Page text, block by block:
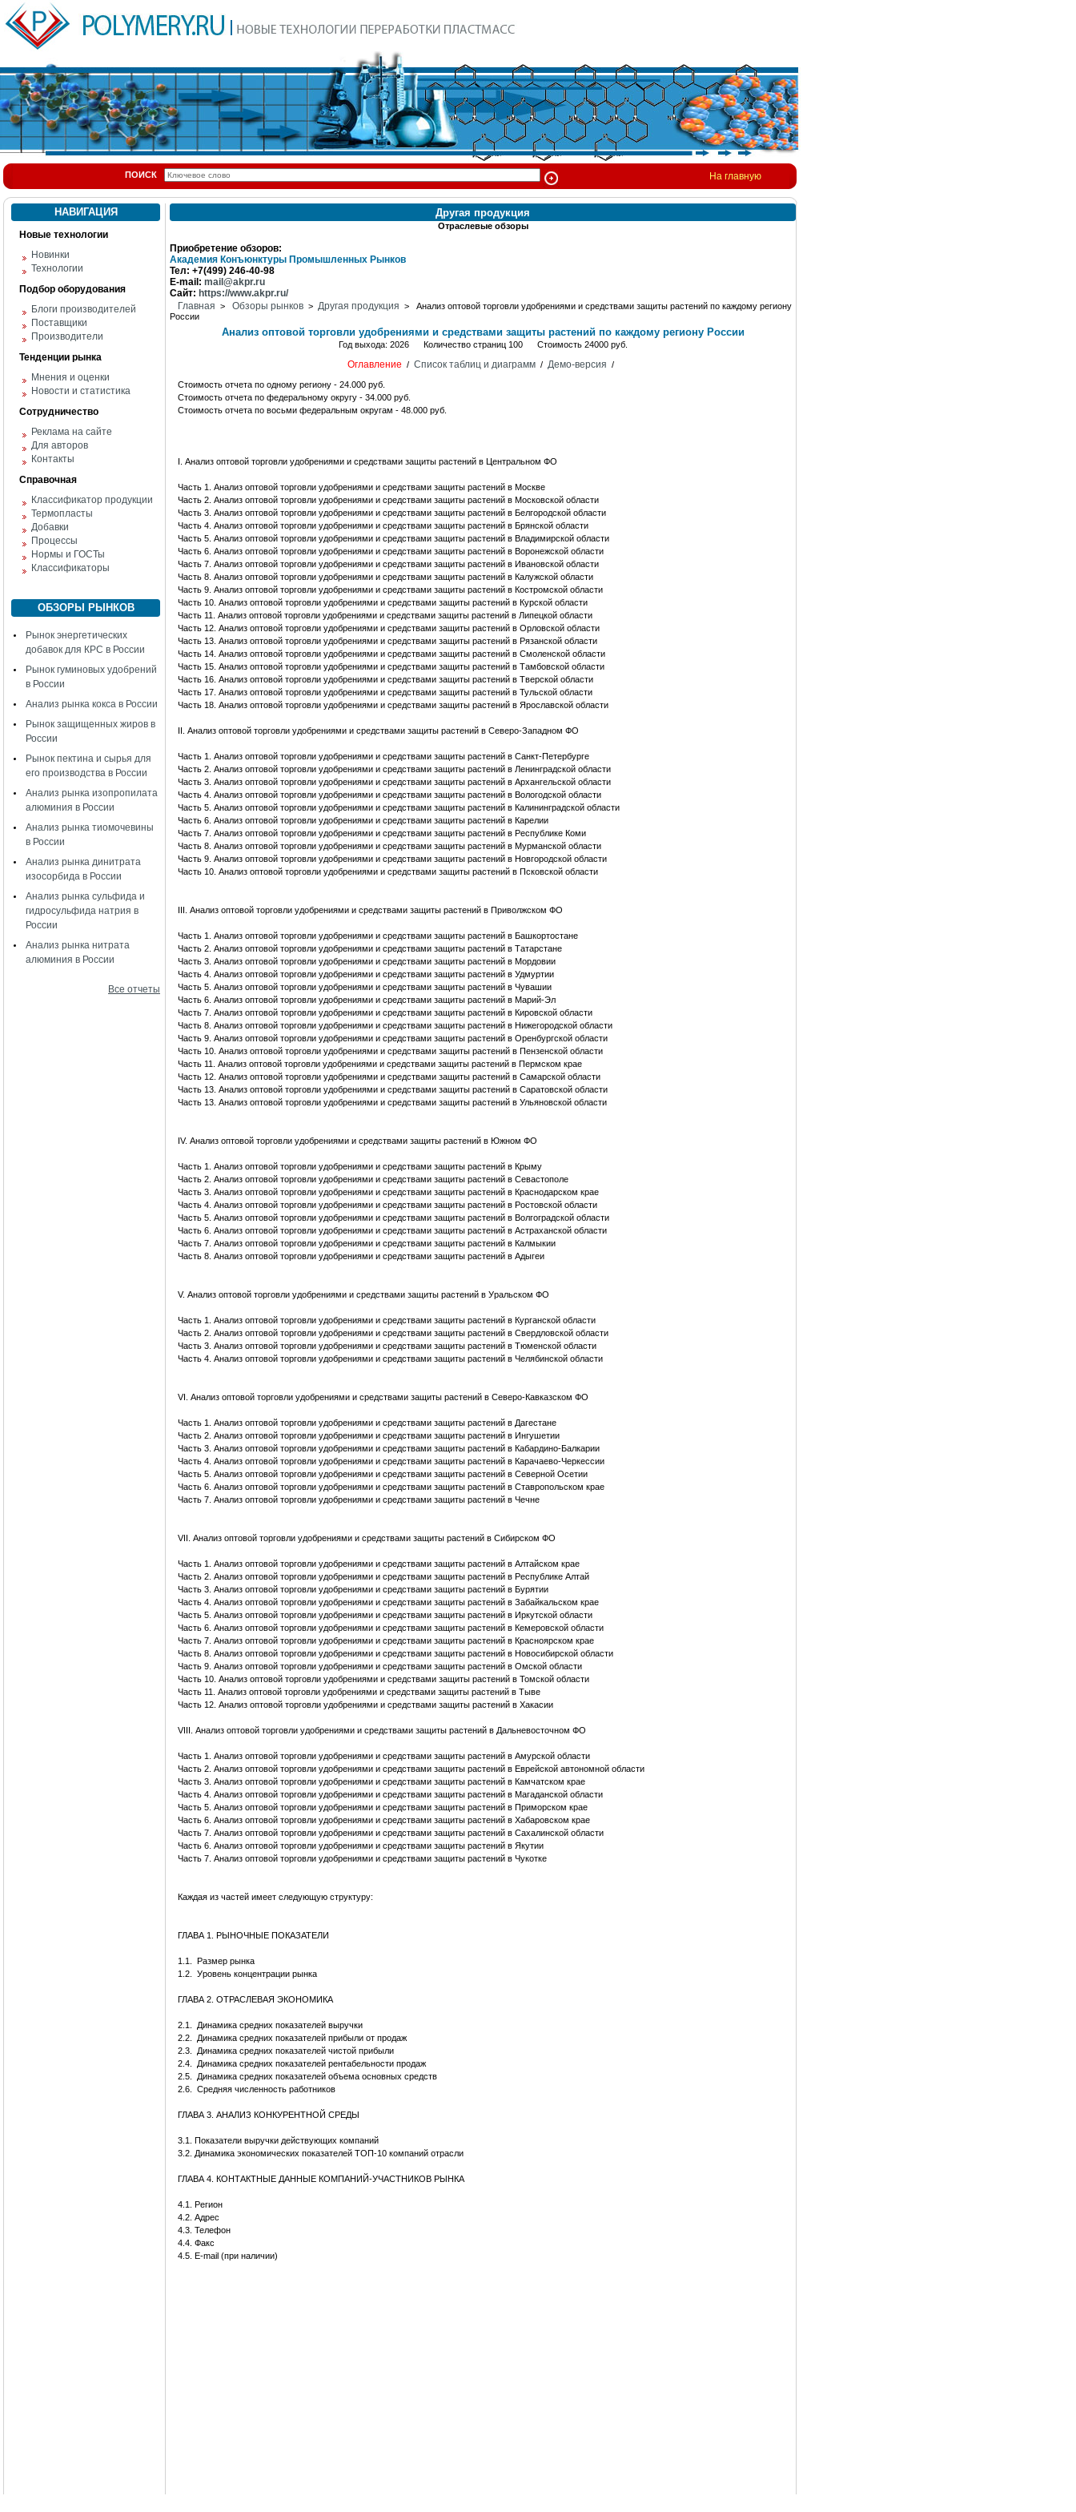
ПОИСК На главную
НАВИГАЦИЯ
Новые технологии
Новинки
Технологии
Подбор оборудования
Блоги производителей
Поставщики
Производители
Тенденции рынка
Мнения и оценки
Новости и статистика
Сотрудничество
Реклама на сайте
Для авторов
Контакты
Справочная
Классификатор продукции
Термопласты
Добавки
Процессы
Нормы и ГОСТы
Классификаторы
ОБЗОРЫ РЫНКОВ
Рынок энергетических
добавок для КРС в России
Рынок гуминовых удобрений
в России
Анализ рынка кокса в России
Рынок защищенных жиров в
России
Рынок пектина и сырья для
его производства в России
Анализ рынка изопропилата
алюминия в России
Анализ рынка тиомочевины
в России
Анализ рынка динитрата
изосорбида в России
Анализ рынка сульфида и
гидросульфида натрия в
России
Анализ рынка нитрата
алюминия в России
Все отчеты
Другая продукция
Отраслевые обзоры
Приобретение обзоров:
Академия Конъюнктуры Промышленных Рынков
Тел: +7(499) 246-40-98
E-mail: mail@akpr.ru
Сайт: https://www.akpr.ru/
Главная > Обзоры рынков > Другая продукция > Анализ оптовой торговли удобрениями и средствами защиты растений по каждому региону
России
Анализ оптовой торговли удобрениями и средствами защиты растений по каждому региону России
Год выхода: 2026 Количество страниц 100 Стоимость 24000 руб.
Оглавление / Список таблиц и диаграмм/ Демо-версия /
Стоимость отчета по одному региону - 24.000 руб.
Стоимость отчета по федеральному округу - 34.000 руб.
Стоимость отчета по восьми федеральным округам - 48.000 руб.
I. Анализ оптовой торговли удобрениями и средствами защиты растений в Центральном ФО
Часть 1. Анализ оптовой торговли удобрениями и средствами защиты растений в Москве
Часть 2. Анализ оптовой торговли удобрениями и средствами защиты растений в Московской области
Часть 3. Анализ оптовой торговли удобрениями и средствами защиты растений в Белгородской области
Часть 4. Анализ оптовой торговли удобрениями и средствами защиты растений в Брянской области
Часть 5. Анализ оптовой торговли удобрениями и средствами защиты растений в Владимирской области
Часть 6. Анализ оптовой торговли удобрениями и средствами защиты растений в Воронежской области
Часть 7. Анализ оптовой торговли удобрениями и средствами защиты растений в Ивановской области
Часть 8. Анализ оптовой торговли удобрениями и средствами защиты растений в Калужской области
Часть 9. Анализ оптовой торговли удобрениями и средствами защиты растений в Костромской области
Часть 10. Анализ оптовой торговли удобрениями и средствами защиты растений в Курской области
Часть 11. Анализ оптовой торговли удобрениями и средствами защиты растений в Липецкой области
Часть 12. Анализ оптовой торговли удобрениями и средствами защиты растений в Орловской области
Часть 13. Анализ оптовой торговли удобрениями и средствами защиты растений в Рязанской области
Часть 14. Анализ оптовой торговли удобрениями и средствами защиты растений в Смоленской области
Часть 15. Анализ оптовой торговли удобрениями и средствами защиты растений в Тамбовской области
Часть 16. Анализ оптовой торговли удобрениями и средствами защиты растений в Тверской области
Часть 17. Анализ оптовой торговли удобрениями и средствами защиты растений в Тульской области
Часть 18. Анализ оптовой торговли удобрениями и средствами защиты растений в Ярославской области
II. Анализ оптовой торговли удобрениями и средствами защиты растений в Северо-Западном ФО
Часть 1. Анализ оптовой торговли удобрениями и средствами защиты растений в Санкт-Петербурге
Часть 2. Анализ оптовой торговли удобрениями и средствами защиты растений в Ленинградской области
Часть 3. Анализ оптовой торговли удобрениями и средствами защиты растений в Архангельской области
Часть 4. Анализ оптовой торговли удобрениями и средствами защиты растений в Вологодской области
Часть 5. Анализ оптовой торговли удобрениями и средствами защиты растений в Калининградской области
Часть 6. Анализ оптовой торговли удобрениями и средствами защиты растений в Карелии
Часть 7. Анализ оптовой торговли удобрениями и средствами защиты растений в Республике Коми
Часть 8. Анализ оптовой торговли удобрениями и средствами защиты растений в Мурманской области
Часть 9. Анализ оптовой торговли удобрениями и средствами защиты растений в Новгородской области
Часть 10. Анализ оптовой торговли удобрениями и средствами защиты растений в Псковской области
III. Анализ оптовой торговли удобрениями и средствами защиты растений в Приволжском ФО
Часть 1. Анализ оптовой торговли удобрениями и средствами защиты растений в Башкортостане
Часть 2. Анализ оптовой торговли удобрениями и средствами защиты растений в Татарстане
Часть 3. Анализ оптовой торговли удобрениями и средствами защиты растений в Мордовии
Часть 4. Анализ оптовой торговли удобрениями и средствами защиты растений в Удмуртии
Часть 5. Анализ оптовой торговли удобрениями и средствами защиты растений в Чувашии
Часть 6. Анализ оптовой торговли удобрениями и средствами защиты растений в Марий-Эл
Часть 7. Анализ оптовой торговли удобрениями и средствами защиты растений в Кировской области
Часть 8. Анализ оптовой торговли удобрениями и средствами защиты растений в Нижегородской области
Часть 9. Анализ оптовой торговли удобрениями и средствами защиты растений в Оренбургской области
Часть 10. Анализ оптовой торговли удобрениями и средствами защиты растений в Пензенской области
Часть 11. Анализ оптовой торговли удобрениями и средствами защиты растений в Пермском крае
Часть 12. Анализ оптовой торговли удобрениями и средствами защиты растений в Самарской области
Часть 13. Анализ оптовой торговли удобрениями и средствами защиты растений в Саратовской области
Часть 13. Анализ оптовой торговли удобрениями и средствами защиты растений в Ульяновской области
IV. Анализ оптовой торговли удобрениями и средствами защиты растений в Южном ФО
Часть 1. Анализ оптовой торговли удобрениями и средствами защиты растений в Крыму
Часть 2. Анализ оптовой торговли удобрениями и средствами защиты растений в Севастополе
Часть 3. Анализ оптовой торговли удобрениями и средствами защиты растений в Краснодарском крае
Часть 4. Анализ оптовой торговли удобрениями и средствами защиты растений в Ростовской области
Часть 5. Анализ оптовой торговли удобрениями и средствами защиты растений в Волгоградской области
Часть 6. Анализ оптовой торговли удобрениями и средствами защиты растений в Астраханской области
Часть 7. Анализ оптовой торговли удобрениями и средствами защиты растений в Калмыкии
Часть 8. Анализ оптовой торговли удобрениями и средствами защиты растений в Адыгеи
V. Анализ оптовой торговли удобрениями и средствами защиты растений в Уральском ФО
Часть 1. Анализ оптовой торговли удобрениями и средствами защиты растений в Курганской области
Часть 2. Анализ оптовой торговли удобрениями и средствами защиты растений в Свердловской области
Часть 3. Анализ оптовой торговли удобрениями и средствами защиты растений в Тюменской области
Часть 4. Анализ оптовой торговли удобрениями и средствами защиты растений в Челябинской области
VI. Анализ оптовой торговли удобрениями и средствами защиты растений в Северо-Кавказском ФО
Часть 1. Анализ оптовой торговли удобрениями и средствами защиты растений в Дагестане
Часть 2. Анализ оптовой торговли удобрениями и средствами защиты растений в Ингушетии
Часть 3. Анализ оптовой торговли удобрениями и средствами защиты растений в Кабардино-Балкарии
Часть 4. Анализ оптовой торговли удобрениями и средствами защиты растений в Карачаево-Черкессии
Часть 5. Анализ оптовой торговли удобрениями и средствами защиты растений в Северной Осетии
Часть 6. Анализ оптовой торговли удобрениями и средствами защиты растений в Ставропольском крае
Часть 7. Анализ оптовой торговли удобрениями и средствами защиты растений в Чечне
VII. Анализ оптовой торговли удобрениями и средствами защиты растений в Сибирском ФО
Часть 1. Анализ оптовой торговли удобрениями и средствами защиты растений в Алтайском крае
Часть 2. Анализ оптовой торговли удобрениями и средствами защиты растений в Республике Алтай
Часть 3. Анализ оптовой торговли удобрениями и средствами защиты растений в Бурятии
Часть 4. Анализ оптовой торговли удобрениями и средствами защиты растений в Забайкальском крае
Часть 5. Анализ оптовой торговли удобрениями и средствами защиты растений в Иркутской области
Часть 6. Анализ оптовой торговли удобрениями и средствами защиты растений в Кемеровской области
Часть 7. Анализ оптовой торговли удобрениями и средствами защиты растений в Красноярском крае
Часть 8. Анализ оптовой торговли удобрениями и средствами защиты растений в Новосибирской области
Часть 9. Анализ оптовой торговли удобрениями и средствами защиты растений в Омской области
Часть 10. Анализ оптовой торговли удобрениями и средствами защиты растений в Томской области
Часть 11. Анализ оптовой торговли удобрениями и средствами защиты растений в Тыве
Часть 12. Анализ оптовой торговли удобрениями и средствами защиты растений в Хакасии
VIII. Анализ оптовой торговли удобрениями и средствами защиты растений в Дальневосточном ФО
Часть 1. Анализ оптовой торговли удобрениями и средствами защиты растений в Амурской области
Часть 2. Анализ оптовой торговли удобрениями и средствами защиты растений в Еврейской автономной области
Часть 3. Анализ оптовой торговли удобрениями и средствами защиты растений в Камчатском крае
Часть 4. Анализ оптовой торговли удобрениями и средствами защиты растений в Магаданской области
Часть 5. Анализ оптовой торговли удобрениями и средствами защиты растений в Приморском крае
Часть 6. Анализ оптовой торговли удобрениями и средствами защиты растений в Хабаровском крае
Часть 7. Анализ оптовой торговли удобрениями и средствами защиты растений в Сахалинской области
Часть 6. Анализ оптовой торговли удобрениями и средствами защиты растений в Якутии
Часть 7. Анализ оптовой торговли удобрениями и средствами защиты растений в Чукотке
Каждая из частей имеет следующую структуру:
ГЛАВА 1. РЫНОЧНЫЕ ПОКАЗАТЕЛИ
1.1.
Размер рынка
1.2.
Уровень концентрации рынка
ГЛАВА 2. ОТРАСЛЕВАЯ ЭКОНОМИКА
2.1.
Динамика средних показателей выручки
2.2.
Динамика средних показателей прибыли от продаж
2.3.
Динамика средних показателей чистой прибыли
2.4.
Динамика средних показателей рентабельности продаж
2.5.
Динамика средних показателей объема основных средств
2.6.
Средняя численность работников
ГЛАВА 3. АНАЛИЗ КОНКУРЕНТНОЙ СРЕДЫ
3.1. Показатели выручки действующих компаний
3.2. Динамика экономических показателей ТОП-10 компаний отрасли
ГЛАВА 4. КОНТАКТНЫЕ ДАННЫЕ КОМПАНИЙ-УЧАСТНИКОВ РЫНКА
4.1. Регион
4.2. Адрес
4.3. Телефон
4.4. Факс
4.5. E-mail (при наличии)